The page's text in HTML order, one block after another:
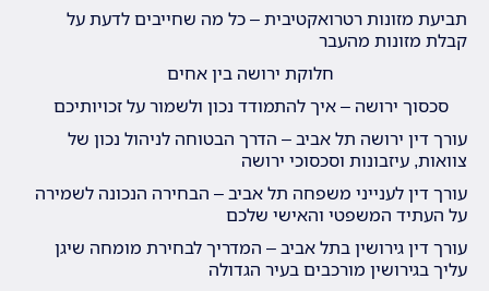
תביעת מזונות רטרואקטיבית – כל מה שחייבים לדעת על
קבלת מזונות מהעבר
חלוקת ירושה בין אחים
סכסוך ירושה – איך להתמודד נכון ולשמור על זכויותיכם
עורך דין ירושה תל אביב – הדרך הבטוחה לניהול נכון של
צוואות, עיזבונות וסכסוכי ירושה
עורך דין לענייני משפחה תל אביב – הבחירה הנכונה לשמירה
על העתיד המשפטי והאישי שלכם
עורך דין גירושין בתל אביב – המדריך לבחירת מומחה שיגן
עליך בגירושין מורכבים בעיר הגדולה